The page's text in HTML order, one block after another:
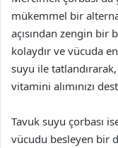
mükemmel bir
açısından zengin bir
kolaydır ve vücuda
suyu ile
vitamini alımınızı
Tavuk suyu çorbası
vücudu besleyen bir